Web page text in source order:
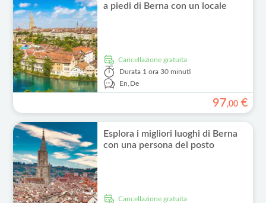
a piedi di Berna con un locale
Cancellazione gratuita
Durata 1 ora 30 minuti
En,De
97,00 €
Esplora i migliori luoghi di Berna
con una persona del posto
Cancellazione gratuita